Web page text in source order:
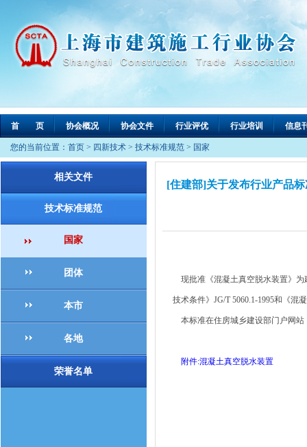
首 页 协会概况 协会文件 行业评优 行业培训 信息
您的当前位置： 首页 > 四新技术 > 技术标准规范 > 国家
相关文件
技术标准规范
国家
团体
本市
各地
荣誉名单
[住建部]关于发布行业产品
现批准《混凝土真空脱水装置》为
技术条件》JG/T 5060.1-1995和《混
本标准在住房城乡建设部门户网站
附件:混凝土真空脱水装置